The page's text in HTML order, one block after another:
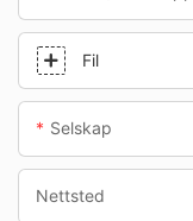
Fil
Selskap
Nettsted